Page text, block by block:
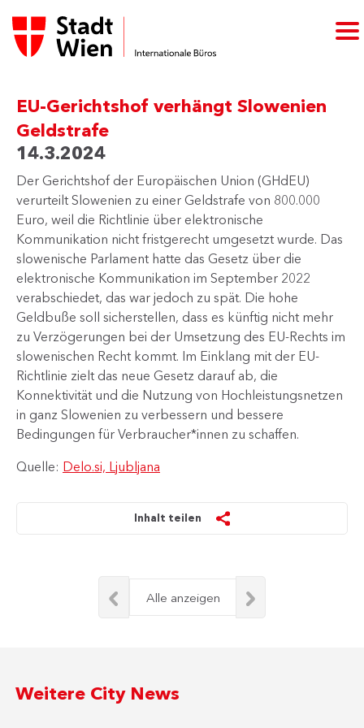
EU-Gerichtshof verhängt Slowenien
Geldstrafe
14.3.2024
Der Gerichtshof der Europäischen Union (GHdEU)
verurteilt Slowenien zu einer Geldstrafe von 800.000
Euro, weil die Richtlinie über elektronische
Kommunikation nicht fristgerecht umgesetzt wurde. Das
slowenische Parlament hatte das Gesetz über die
elektronische Kommunikation im September 2022
verabschiedet, das war jedoch zu spät. Die hohe
Geldbuße soll sicherstellen, dass es künftig nicht mehr
zu Verzögerungen bei der Umsetzung des EU-Rechts im
slowenischen Recht kommt. Im Einklang mit der EU-
Richtlinie zielt das neue Gesetz darauf ab, die
Konnektivität und die Nutzung von Hochleistungsnetzen
in ganz Slowenien zu verbessern und bessere
Bedingungen für Verbraucher*innen zu schaffen.
Quelle: Delo.si, Ljubljana
Inhalt teilen
Alle anzeigen
Weitere City News